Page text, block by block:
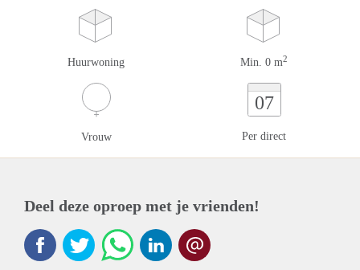
Huurwoning Min. 0 m2
Vrouw
07
Per direct
Deel deze oproep met je vrienden!